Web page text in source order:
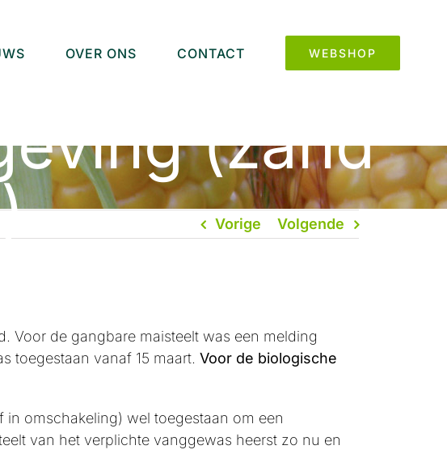
OVER ONS CONTACT WEBSHOP
(zand
Vorige Volgende
Voor de gangbare maisteelt was een melding
toegestaan vanaf 15 maart. Voor de biologische
omschakeling) wel toegestaan om een
van het verplichte vanggewas heerst zo nu en